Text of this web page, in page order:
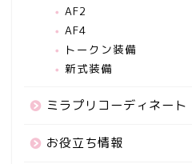
AF2
AF4
トークン装備
新式装備
ミラプリコーディネート
お役立ち情報